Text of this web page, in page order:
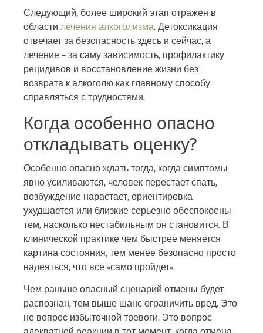
Следующий, более широкий этап отражен в
областилечения алкоголизма. Детоксикация
отвечает за безопасность здесь и сейчас, а
лечение – за саму зависимость, профилактику
рецидивов и восстановление жизни без
возврата к алкоголю как главному способу
справляться с трудностями.
Когда особенно опасно
откладывать оценку?
Особенно опасно ждать тогда, когда симптомы
явно усиливаются, человек перестает спать,
возбуждение нарастает, ориентировка
ухудшается или близкие серьезно обеспокоены
тем, насколько нестабильным он становится. В
клинической практике чем быстрее меняется
картина состояния, тем менее безопасно просто
надеяться, что все «само пройдет».
Чем раньше опасный сценарий отмены будет
распознан, тем выше шанс ограничить вред. Это
не вопрос избыточной тревоги. Это вопрос